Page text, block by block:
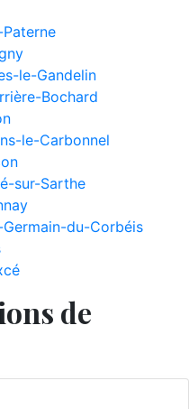
le-Gandelin
Bochard
le-Carbonnel
sur-Sarthe
du-Corbéis
de